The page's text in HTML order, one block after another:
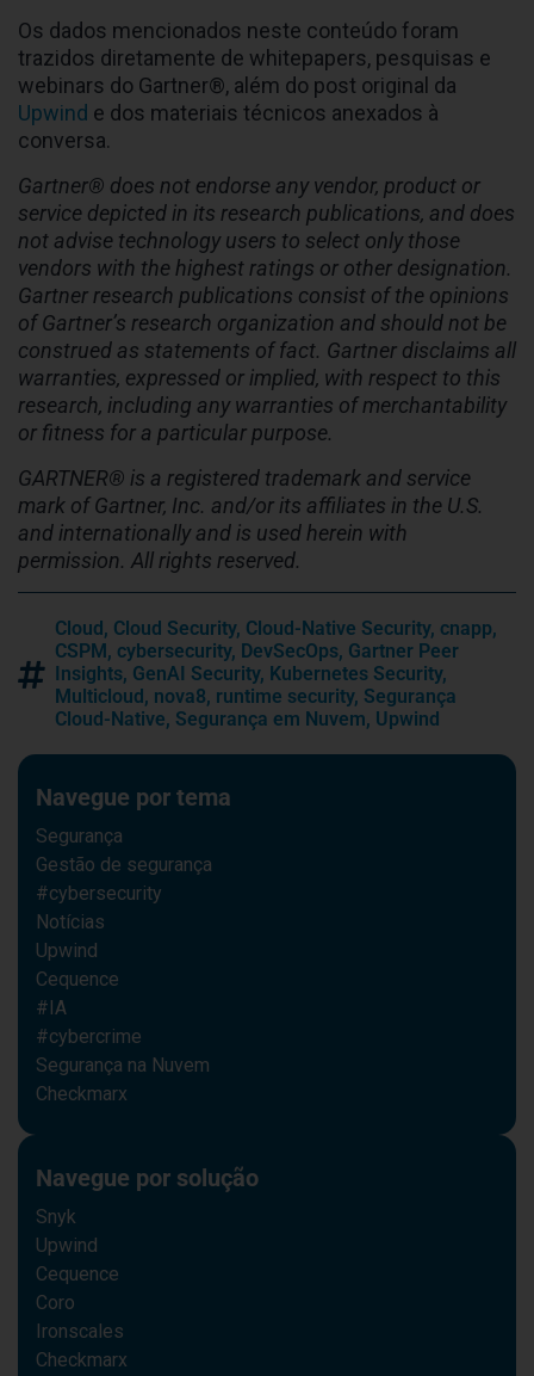
Os dados mencionados neste conteúdo foram
trazidos diretamente de whitepapers, pesquisas e
webinars do Gartner®, além do post original da
Upwind e dos materiais técnicos anexados à
conversa.
Gartner® does not endorse any vendor, product or
service depicted in its research publications, and does
not advise technology users to select only those
vendors with the highest ratings or other designation.
Gartner research publications consist of the opinions
of Gartner’s research organization and should not be
construed as statements of fact. Gartner disclaims all
warranties, expressed or implied, with respect to this
research, including any warranties of merchantability
or fitness for a particular purpose.
GARTNER® is a registered trademark and service
mark of Gartner, Inc. and/or its affiliates in the U.S.
and internationally and is used herein with
permission. All rights reserved.
Cloud , Cloud Security, Cloud-Native Security, cnapp,
CSPM , cybersecurity, DevSecOps, Gartner Peer
Insights, GenAI Security, Kubernetes Security,
Multicloud , nova8, runtime security, Segurança
Cloud-Native, Segurança em Nuvem, Upwind
Navegue por tema
Segurança
Gestão de segurança
#cybersecurity
Notícias
Upwind
Cequence
#IA
#cybercrime
Segurança na Nuvem
Checkmarx
Navegue por solução
Snyk
Upwind
Cequence
Coro
Ironscales
Checkmarx